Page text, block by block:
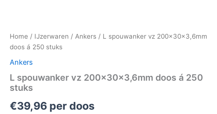
Home / IJzerwaren / Ankers / L spouwanker vz 200x30x3,6mm
doos á 250 stuks
Ankers
L spouwanker vz 200x30x3,6mm doos á 250
stuks
€39,96 per doos